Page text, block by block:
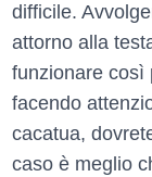
difficile.
attorno alla
funzionare così
facendo
cacatua,
caso è meglio